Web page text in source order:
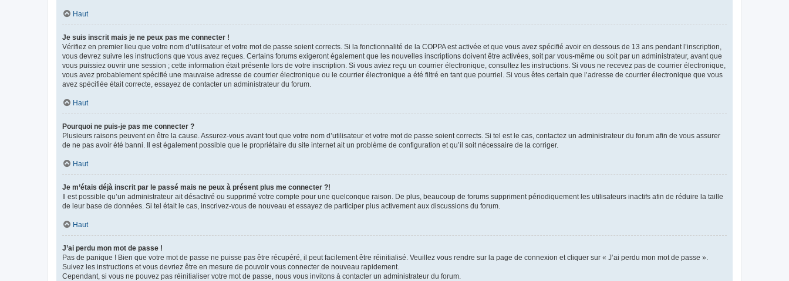
Haut
Je suis inscrit mais je ne peux pas me connecter !
Vérifiez en premier lieu que votre nom d’utilisateur et votre mot de passe soient corrects. Si la fonctionnalité de la COPPA est activée et que vous avez spécifié avoir en dessous de 13 ans pendant l’inscription,
vous devrez suivre les instructions que vous avez reçues. Certains forums exigeront également que les nouvelles inscriptions doivent être activées, soit par vous-même ou soit par un administrateur, avant que
vous puissiez ouvrir une session ; cette information était présente lors de votre inscription. Si vous aviez reçu un courrier électronique, consultez les instructions. Si vous ne recevez pas de courrier électronique,
vous avez probablement spécifié une mauvaise adresse de courrier électronique ou le courrier électronique a été filtré en tant que pourriel. Si vous êtes certain que l’adresse de courrier électronique que vous
avez spécifiée était correcte, essayez de contacter un administrateur du forum.
Haut
Pourquoi ne puis-je pas me connecter ?
Plusieurs raisons peuvent en être la cause. Assurez-vous avant tout que votre nom d’utilisateur et votre mot de passe soient corrects. Si tel est le cas, contactez un administrateur du forum afin de vous assurer
de ne pas avoir été banni. Il est également possible que le propriétaire du site internet ait un problème de configuration et qu’il soit nécessaire de la corriger.
Haut
Je m’étais déjà inscrit par le passé mais ne peux à présent plus me connecter ?!
Il est possible qu’un administrateur ait désactivé ou supprimé votre compte pour une quelconque raison. De plus, beaucoup de forums suppriment périodiquement les utilisateurs inactifs afin de réduire la taille
de leur base de données. Si tel était le cas, inscrivez-vous de nouveau et essayez de participer plus activement aux discussions du forum.
Haut
J’ai perdu mon mot de passe !
Pas de panique ! Bien que votre mot de passe ne puisse pas être récupéré, il peut facilement être réinitialisé. Veuillez vous rendre sur la page de connexion et cliquer sur « J’ai perdu mon mot de passe ».
Suivez les instructions et vous devriez être en mesure de pouvoir vous connecter de nouveau rapidement.
Cependant, si vous ne pouvez pas réinitialiser votre mot de passe, nous vous invitons à contacter un administrateur du forum.